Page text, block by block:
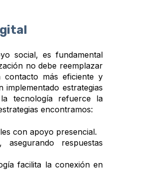
social, es fundamental
no debe reemplazar
contacto más eficiente y
estrategias
tecnología refuerce la
encontramos:
con apoyo presencial.
asegurando respuestas
facilita la conexión en